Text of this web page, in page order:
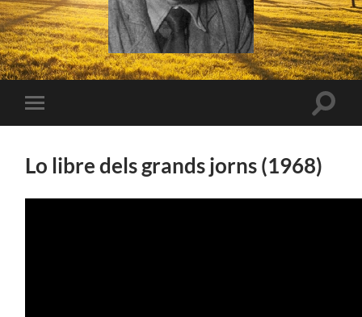
Relire
Jean
Boudou
Toggle
mobile
Toggle
Lo libre dels grands jorns (1968)